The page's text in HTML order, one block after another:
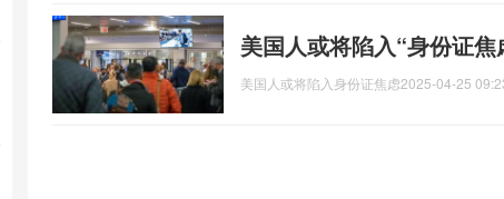
美国人或将陷入“身份证
美国人或将陷入身份证焦虑2025-04-25